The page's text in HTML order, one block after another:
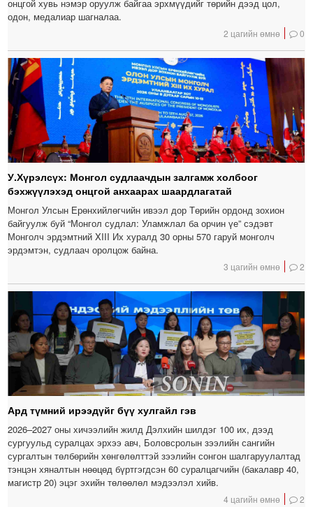
онцгой хувь нэмэр оруулж байгаа эрхмүүдийг төрийн дээд цол,
одон, медалиар шагналаа.
2 цагийн өмнө 0
У.Хүрэлсүх: Монгол судлаачдын залгамж холбоог
бэхжүүлэхэд онцгой анхаарах шаардлагатай
Монгол Улсын Ерөнхийлөгчийн ивээл дор Төрийн ордонд зохион
байгуулж буй “Монгол судлал: Уламжлал ба орчин үе” сэдэвт
Монголч эрдэмтний XIII Их хуралд 30 орны 570 гаруй монголч
эрдэмтэн, судлаач оролцож байна.
3 цагийн өмнө 2
Ард түмний ирээдүйг бүү хулгайл гэв
2026–2027 оны хичээлийн жилд Дэлхийн шилдэг 100 их, дээд
сургуульд суралцах эрхээ авч, Боловсролын зээлийн сангийн
сургалтын төлбөрийн хөнгөлөлттэй зээлийн сонгон шалгаруулалтад
тэнцэн хяналтын нөөцөд бүртгэгдсэн 60 суралцагчийн (бакалавр 40,
магистр 20) эцэг эхийн төлөөлөл мэдээлэл хийв.
4 цагийн өмнө 2